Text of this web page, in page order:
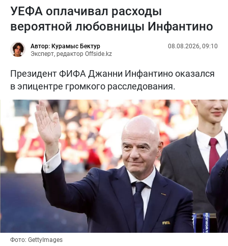
УЕФА оплачивал расходы
вероятной любовницы Инфантино
Автор: Курамыс Бектур
Эксперт, редактор Offside.kz
08.08.2026, 09:10
Президент ФИФА Джанни Инфантино оказался
в эпицентре громкого расследования.
Фото: GettyImages